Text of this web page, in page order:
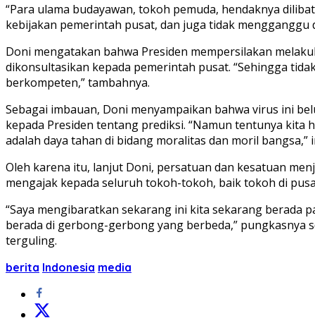
“Para ulama budayawan, tokoh pemuda, hendaknya
kebijakan pemerintah pusat, dan juga tidak
Doni mengatakan bahwa Presiden mempersilakan
dikonsultasikan kepada pemerintah pusat. “Sehingga
berkompeten,” tambahnya.
Sebagai imbauan, Doni menyampaikan bahwa virus ini
kepada Presiden tentang prediksi. “Namun tentunya
adalah daya tahan di bidang moralitas dan moril bangsa,”
Oleh karena itu, lanjut Doni, persatuan dan kesatuan
mengajak kepada seluruh tokoh-tokoh, baik tokoh di
“Saya mengibaratkan sekarang ini kita sekarang berada
berada di gerbong-gerbong yang berbeda,”
terguling.
berita Indonesia media